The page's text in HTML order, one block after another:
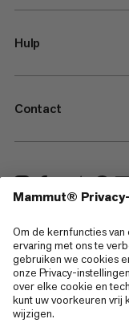
Hulp
Contact
—
Sitemap
Cookies